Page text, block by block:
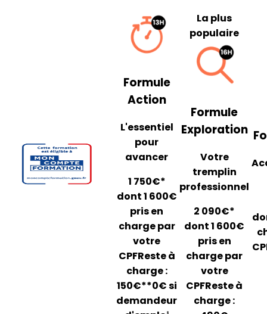
Formule
Action
L'essentiel
pour
avancer
1 750€*
dont 1 600€
pris en
charge par
votre
CPFReste à
charge :
150€**0€ si
demandeur
La plus
populaire
Formule
Exploration
Votre
tremplin
professionnel
2 090€*
dont 1 600€
pris en
charge par
votre
CPFReste à
charge :